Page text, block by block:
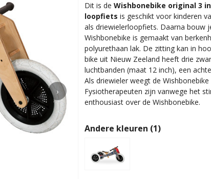
›
Dit is de Wishbonebike original 3
loopfiets is geschikt voor kinderen
als driewielerloopfiets. Daarna bouw
Wishbonebike is gemaakt van
polyurethaan lak. De zitting kan in
bike uit Nieuw Zeeland heeft drie
luchtbanden (maat 12 inch), een
Als driewieler weegt de
Fysiotherapeuten zijn vanwege het
enthousiast over de Wishbonebike.
Andere kleuren (1)